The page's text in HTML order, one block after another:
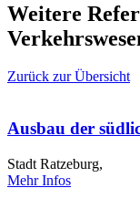
Weitere
Zurück zur Übersicht
Ausbau der
Stadt Ratzeburg,
Mehr Infos